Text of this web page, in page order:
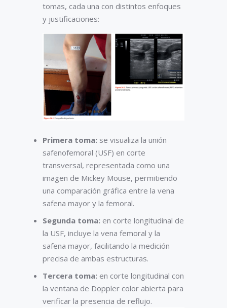
tomas, cada una con distintos enfoques
y justificaciones:
Primera toma: se visualiza la unión
safenofemoral (USF) en corte
transversal, representada como una
imagen de Mickey Mouse, permitiendo
una comparación gráfica entre la vena
safena mayor y la femoral.
Segunda toma: en corte longitudinal de
la USF, incluye la vena femoral y la
safena mayor, facilitando la medición
precisa de ambas estructuras.
Tercera toma: en corte longitudinal con
la ventana de Doppler color abierta para
verificar la presencia de reflujo.